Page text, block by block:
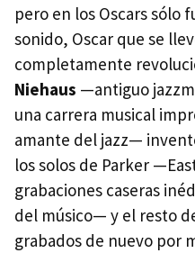
pero en los Oscars sólo
sonido, Oscar que se
completamente
Niehaus —antiguo
una carrera musical
amante del jazz—
los solos de Parker
grabaciones caseras
del músico— y el resto
grabados de nuevo por